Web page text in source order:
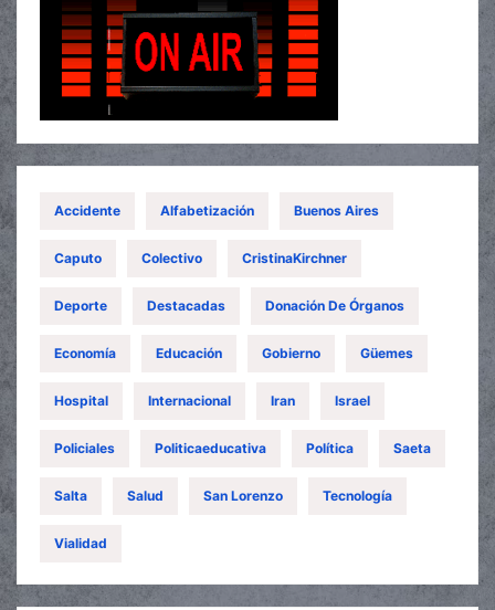
Accidente Alfabetización Buenos Aires
Caputo Colectivo CristinaKirchner
Deporte Destacadas Donación De Órganos
Economía Educación Gobierno Güemes
Hospital Internacional Iran Israel
Policiales Politicaeducativa Política Saeta
Salta Salud San Lorenzo Tecnología
Vialidad